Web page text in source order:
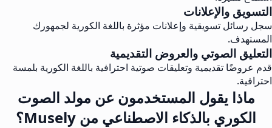
التسويق والإعلانات
سجل رسائل تسويقية وإعلانات مؤثرة باللغة الكورية لجمهورك
المستهدف.
التعليق الصوتي والعروض التقديمية
قدم عروضًا تقديمية وتعليقات صوتية احترافية باللغة الكورية بلمسة
احترافية.
ماذا يقول المستخدمون عن مولد الصوت
الكوري بالذكاء الاصطناعي من Musely؟